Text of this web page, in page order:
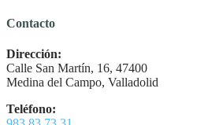
Contacto
Dirección:
Calle San Martín, 16, 47400
Medina del Campo, Valladolid
Teléfono: